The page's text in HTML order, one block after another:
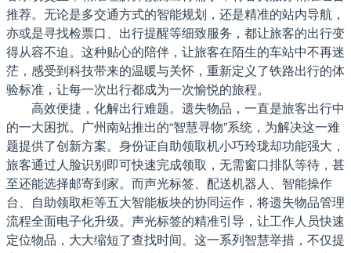
推荐。无论是多交通方式的智能规划，还是精准的站内导航，
亦或是寻找检票口、出行提醒等细致服务，都让旅客的出行变
得从容不迫。这种贴心的陪伴，让旅客在陌生的车站中不再迷
茫，感受到科技带来的温暖与关怀，重新定义了铁路出行的体
验标准，让每一次出行都成为一次愉悦的旅程。
高效便捷，化解出行难题。遗失物品，一直是旅客出行中
的一大困扰。广州南站推出的“智慧寻物”系统，为解决这一难
题提供了创新方案。身份证自助领取机小巧玲珑却功能强大，
旅客通过人脸识别即可快速完成领取，无需窗口排队等待，甚
至还能选择邮寄到家。而声光标签、配送机器人、智能操作
台、自助领取柜等五大智能板块的协同运作，将遗失物品管理
流程全面电子化升级。声光标签的精准引导，让工作人员快速
定位物品，大大缩短了查找时间。这一系列智慧举措，不仅提